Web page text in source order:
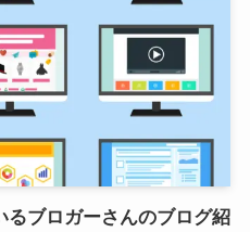
ブロガーさんのブログ紹